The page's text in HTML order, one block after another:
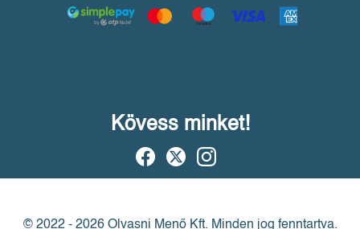
Kövess minket!
© 2022 - 2026 Olvasni Menő Kft. Minden jog fenntartva.